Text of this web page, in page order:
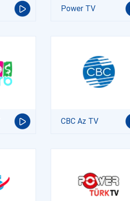
Power TV
CBC Az TV